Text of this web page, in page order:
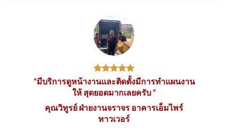
“มีบริการดูหน้างานและติดตั้งมีการทำแผนงาน
ให้ สุดยอดมากเลยครับ “
คุณวิทูรย์ ฝ่ายงานจราจร อาคารเอ็มไพร์
ทาวเวอร์